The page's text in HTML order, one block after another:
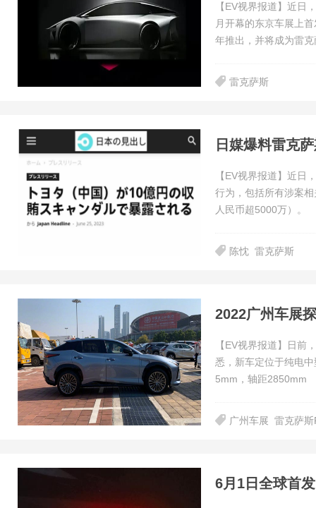
【EV视界报道】近日
月开幕的东京车展上
年推出，并将成为雷
雷克萨斯
日媒爆料雷克
【EV视界报道】近日
行为，包括所有涉案
人民币超5000万）。
陈忱 雷克萨斯
2022广州车展
【EV视界报道】日前
悉，新车定位于纯电
5mm，轴距2850mm
广州车展 雷克萨斯
6月1日全球首